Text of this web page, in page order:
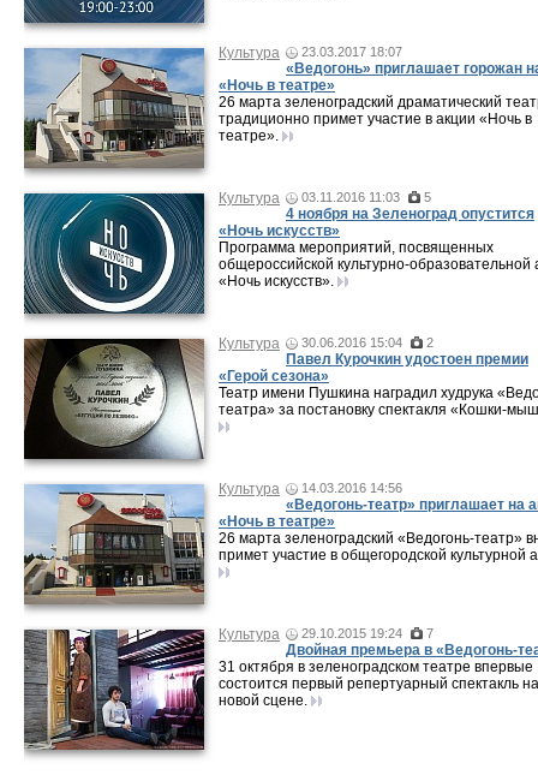
Культура 23.03.2017 18:07
«Ведогонь» приглашает горожан
«Ночь в театре»
26 марта зеленоградский драматический
традиционно примет участие в акции «Ночь в
театре».
Культура 03.11.2016 11:03 5
4 ноября на Зеленоград опустится
«Ночь искусств»
Программа мероприятий, посвященных
общероссийской культурно-образовательной
«Ночь искусств».
Культура 30.06.2016 15:04 2
Павел Курочкин удостоен премии
«Герой сезона»
Театр имени Пушкина наградил худрука
театра» за постановку спектакля «Кошки-
Культура 14.03.2016 14:56
«Ведогонь-театр» приглашает на
«Ночь в театре»
26 марта зеленоградский «Ведогонь-театр»
примет участие в общегородской культурной
Культура 29.10.2015 19:24 7
Двойная премьера в «Ведогонь-
31 октября в зеленоградском театре впервые
состоится первый репертуарный спектакль на
новой сцене.